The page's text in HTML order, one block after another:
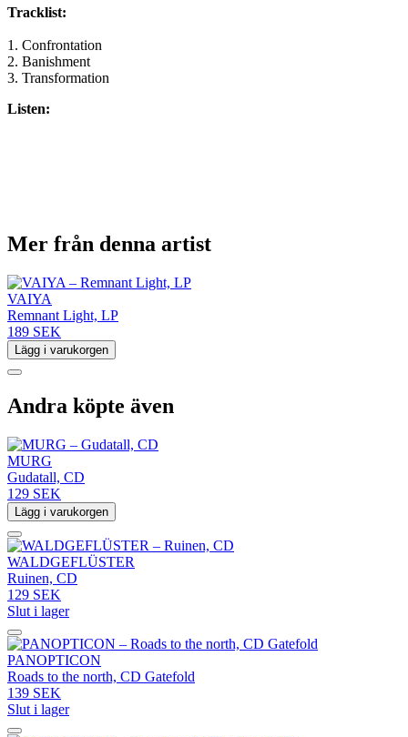
Tracklist:
1. Confrontation
2. Banishment
3. Transformation
Listen:
Mer från denna artist
VAIYA
Remnant Light, LP
189 SEK
Lägg i varukorgen
Andra köpte även
MURG
Gudatall, CD
129 SEK
Lägg i varukorgen
WALDGEFLÜSTER
Ruinen, CD
129 SEK
Slut i lager
PANOPTICON
Roads to the north, CD Gatefold
139 SEK
Slut i lager